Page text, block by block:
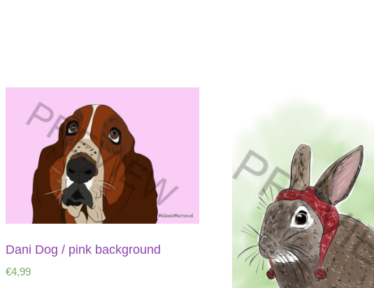
Dani Dog / pink background
€4,99